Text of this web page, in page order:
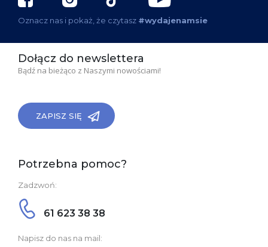
Oznacz nas i pokaż, że czytasz #wydajenamsie
Dołącz do newslettera
Bądź na bieżąco z Naszymi nowościami!
ZAPISZ SIĘ
Potrzebna pomoc?
Zadzwoń:
61 623 38 38
Napisz do nas na mail: